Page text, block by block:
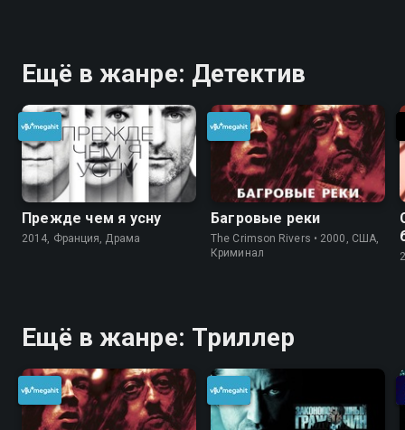
Ещё в жанре: Детектив
Прежде чем я усну
2014, Франция, Драма
Багровые реки
The Crimson Rivers • 2000, США,
Криминал
Ещё в жанре: Триллер